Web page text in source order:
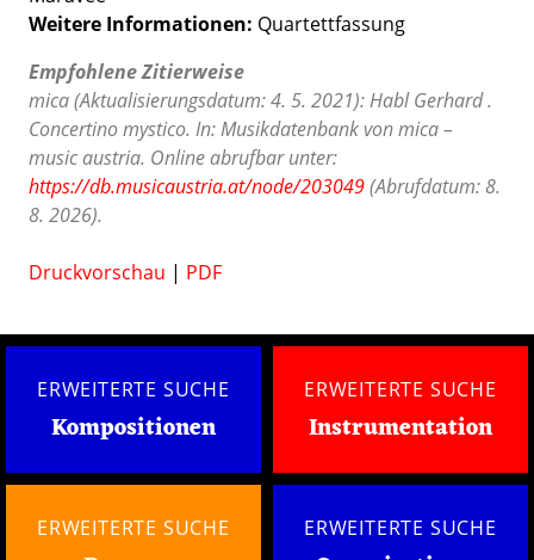
Weitere Informationen: Quartettfassung
Empfohlene Zitierweise
mica (Aktualisierungsdatum: 4. 5. 2021): Habl Gerhard .
Concertino mystico. In: Musikdatenbank von mica –
music austria. Online abrufbar unter:
https://db.musicaustria.at/node/203049(Abrufdatum: 8.
8. 2026).
Druckvorschau | PDF
ERWEITERTE SUCHE
Kompositionen
ERWEITERTE SUCHE
Instrumentation
ERWEITERTE SUCHE ERWEITERTE SUCHE